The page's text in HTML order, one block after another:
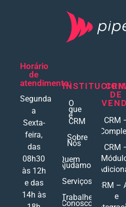
Horário
de
atendimento:
Segunda
a
Sexta-
feira,
das
08h30
às 12h
e das
14h às
O
que
é
CRM
Sobre
Nós
Quem
Ajudamos
Serviços
Trabalhe
Conosco
DE
CRM
CRM
CRM –
e